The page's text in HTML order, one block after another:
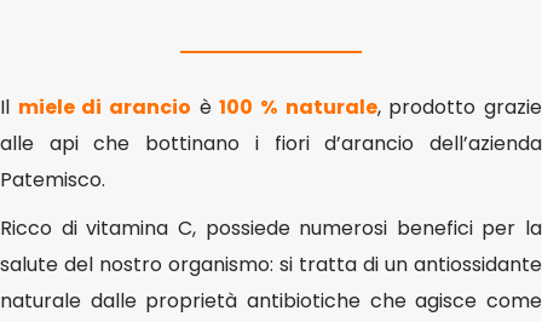
Il miele di arancio è100 % naturale, prodotto grazie
alle api che bottinano i fiori d’arancio dell’azienda
Patemisco.
Ricco di vitamina C, possiede numerosi benefici per la
salute del nostro organismo: si tratta di un antiossidante
naturale dalle proprietà antibiotiche che agisce come